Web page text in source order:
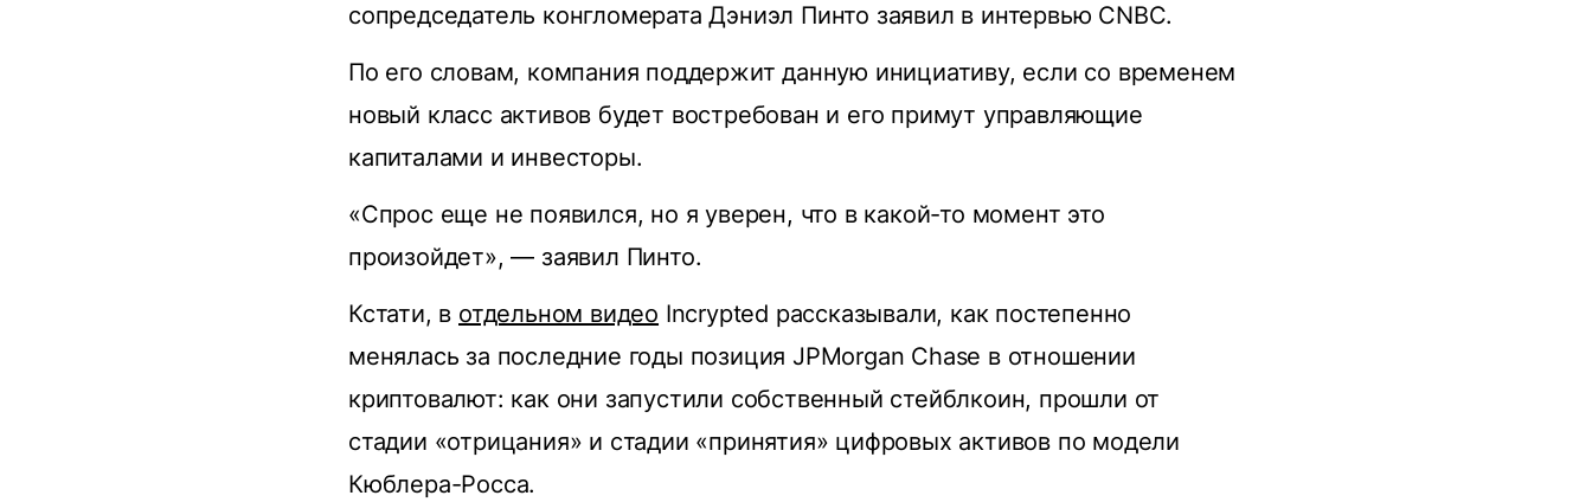
сопредседатель конгломерата Дэниэл Пинто заявил в интервью CNBC.
По его словам, компания поддержит данную инициативу, если со временем
новый класс активов будет востребован и его примут управляющие
капиталами и инвесторы.
«Спрос еще не появился, но я уверен, что в какой-то момент это
произойдет», — заявил Пинто.
Кстати, в отдельном видео Incrypted рассказывали, как постепенно
менялась за последние годы позиция JPMorgan Chase в отношении
криптовалют: как они запустили собственный стейблкоин, прошли от
стадии «отрицания» и стадии «принятия» цифровых активов по модели
Кюблера-Росса.